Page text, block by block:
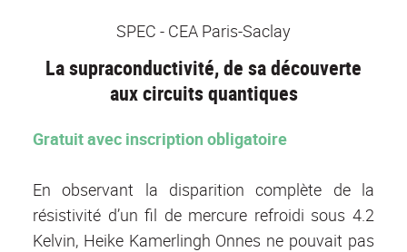
SPEC - CEA Paris-Saclay
La supraconductivité, de sa découverte
aux circuits quantiques
Gratuit avec inscription obligatoire
En observant la disparition complète de la
résistivité d’un fil de mercure refroidi sous 4.2
Kelvin, Heike Kamerlingh Onnes ne pouvait pas